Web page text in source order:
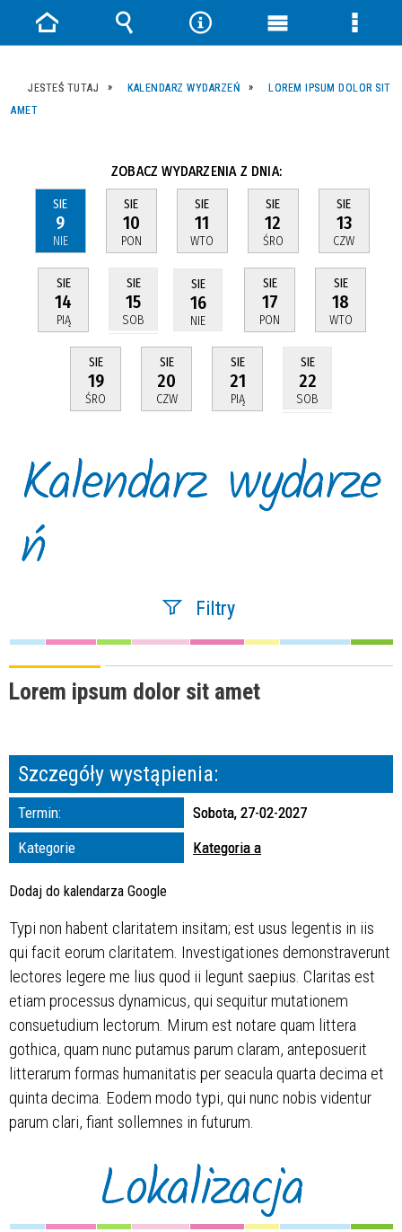
JESTEŚ TUTAJ KALENDARZ WYDARZEŃ
LOREM IPSUM DOLOR SIT
AMET
ZOBACZ WYDARZENIA Z DNIA:
SIE
9
NIE
SIE
10
PON
SIE
11
WTO
SIE
12
ŚRO
SIE
13
CZW
SIE
14
PIĄ
SIE
15
SOB
SIE
16
NIE
SIE
17
PON
SIE
18
WTO
SIE
19
ŚRO
SIE
20
CZW
SIE
21
PIĄ
SIE
22
SOB
Kalendarz wydarze
ń
Filtry
Trwające w
zakresie
Miejsce
Organizator
Lorem ipsum dolor sit amet
Szczegóły wystąpienia:
Termin:
Sobota, 27-02-2027
Kategorie
Kategoria a
Dodaj do kalendarza Google
Typi non habent claritatem insitam; est usus legentis in iis
qui facit eorum claritatem. Investigationes demonstraverunt
lectores legere me lius quod ii legunt saepius. Claritas est
etiam processus dynamicus, qui sequitur mutationem
consuetudium lectorum. Mirum est notare quam littera
gothica, quam nunc putamus parum claram, anteposuerit
litterarum formas humanitatis per seacula quarta decima et
quinta decima. Eodem modo typi, qui nunc nobis videntur
parum clari, fiant sollemnes in futurum.
Lokalizacja
Strona
główna
Wyszukiwarka
NarzędziaMenu
Menu